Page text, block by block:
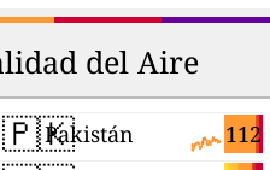
del Aire
🇵🇰 112
Pakistán